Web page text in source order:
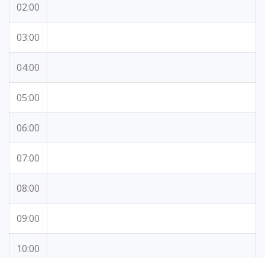
02:00
03:00
04:00
05:00
06:00
07:00
08:00
09:00
10:00